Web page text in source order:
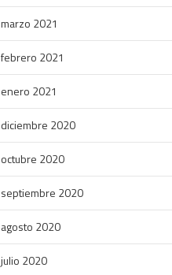
marzo 2021
febrero 2021
enero 2021
diciembre 2020
octubre 2020
septiembre 2020
agosto 2020
julio 2020